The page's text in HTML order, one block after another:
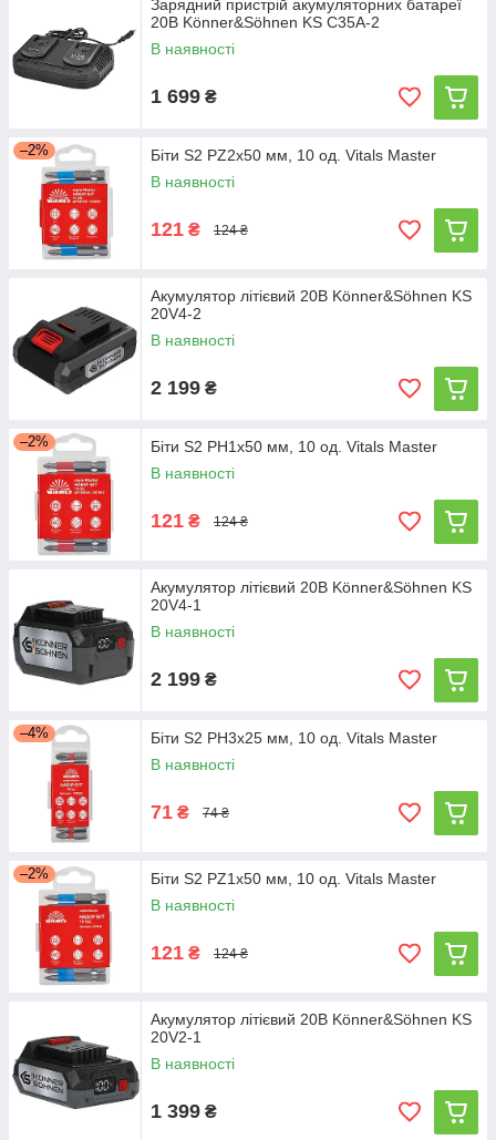
Зарядний пристрій акумуляторних батареї
20В Könner&Söhnen KS C35A-2
В наявності
1 699 ₴
–2%
Біти S2 PZ2х50 мм, 10 од. Vitals Master
В наявності
121 ₴ 124 ₴
Акумулятор літієвий 20В Könner&Söhnen KS
20V4-2
В наявності
2 199 ₴
–2%
Біти S2 PH1х50 мм, 10 од. Vitals Master
В наявності
121 ₴ 124 ₴
Акумулятор літієвий 20В Könner&Söhnen KS
20V4-1
В наявності
2 199 ₴
–4%
Біти S2 PH3х25 мм, 10 од. Vitals Master
В наявності
71 ₴ 74 ₴
–2%
Біти S2 PZ1х50 мм, 10 од. Vitals Master
В наявності
121 ₴ 124 ₴
Акумулятор літієвий 20В Könner&Söhnen KS
20V2-1
В наявності
1 399 ₴